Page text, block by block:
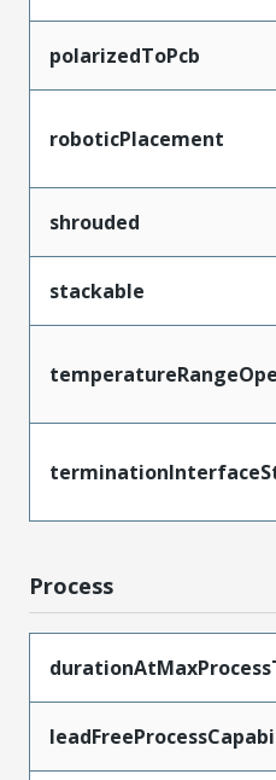
polarizedToPcb
roboticPlacement
shrouded
stackable
Process